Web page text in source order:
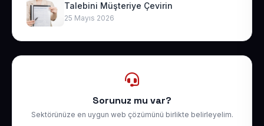
Talebini Müşteriye Çevirin
25 Mayıs 2026
Sorunuz mu var?
Sektörünüze en uygun web çözümünü birlikte belirleyelim.